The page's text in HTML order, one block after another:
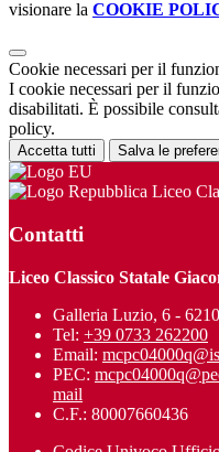
visionare la COOKIE
Cookie necessari per il
I cookie necessari per il
disabilitati. È possibile
policy.
Accetta tutti Salva le
Liceo
Contatti
Liceo Classico Statale
Galleria Luzio, 6 -
Tel: +39 0733 262200
Email:
PEC:
mail
C.F.: 80007660436